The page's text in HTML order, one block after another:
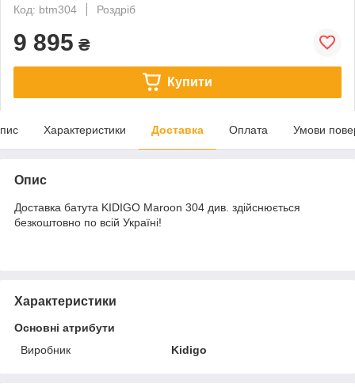
Код: btm304
Роздріб
9 895 ₴
Купити
Характеристики Доставка Оплата Умови
Опис
Доставка батута KIDIGO Maroon 304 див. здійснюється
безкоштовно по всій Україні!
Характеристики
Основні атрибути
Виробник
Kidigo